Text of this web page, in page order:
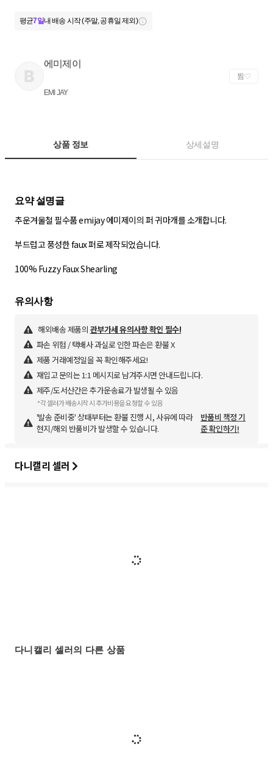
평균7일내 배송 시작 (주말, 공휴일 제외)
에미제이
EMI JAY
찜
상품 정보 상세설명
요약 설명글
추운겨울철 필수품 emijay 에미제이의 퍼 귀마개를 소개합니다.
부드럽고 풍성한 faux 퍼로 제작되었습니다.
100% Fuzzy Faux Shearling
유의사항
해외배송 제품의 관부가세 유의사항 확인 필수!
파손 위험 / 택배사 과실로 인한 파손은 환불 X
제품 거래예정일을 꼭 확인해주세요!
재입고 문의는 1:1 메시지로 남겨주시면 안내드립니다.
제주/도서산간은 추가운송료가 발생될 수 있음
*각 셀러가 배송시작 시 추가비용을 요청할 수 있음
'발송 준비중' 상태부터는 환불 진행 시, 사유에 따라
현지/해외 반품비가 발생할 수 있습니다.
반품비 책정 기
준 확인하기!
다니캘리 셀러
다니캘리 셀러의 다른 상품